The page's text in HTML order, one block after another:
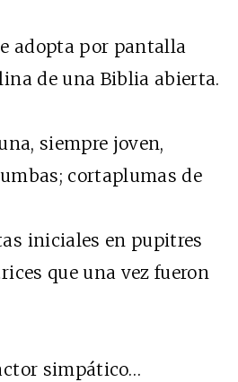
adopta por pantalla
de una Biblia abierta.
siempre joven,
cortaplumas de
iniciales en pupitres
que una vez fueron
simpático…